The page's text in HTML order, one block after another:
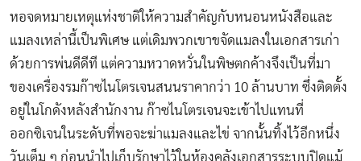
หอจดหมายเหตุแห่งชาติให้ความสำคัญกับหนอนหนังสือและ
แมลงเหล่านี้เป็นพิเศษ แต่เดิมพวกเขาขจัดแมลงในเอกสารเก่า
ด้วยการพ่นดีดีที แต่ความหวาดหวั่นในพิษตกค้างจึงเป็นที่มา
ของเครื่องรมก๊าซไนโตรเจนสนนราคากว่า 10 ล้านบาท ซึ่งติดตั้ง
อยู่ในโกดังหลังสำนักงาน ก๊าซไนโตรเจนจะเข้าไปแทนที่
ออกซิเจนในระดับที่พอจะฆ่าแมลงและไข่ จากนั้นทิ้งไว้อีกหนึ่ง
วันเต็ม ๆ ก่อนนำไปเก็บรักษาไว้ในห้องคลังเอกสารระบบปิดแม้